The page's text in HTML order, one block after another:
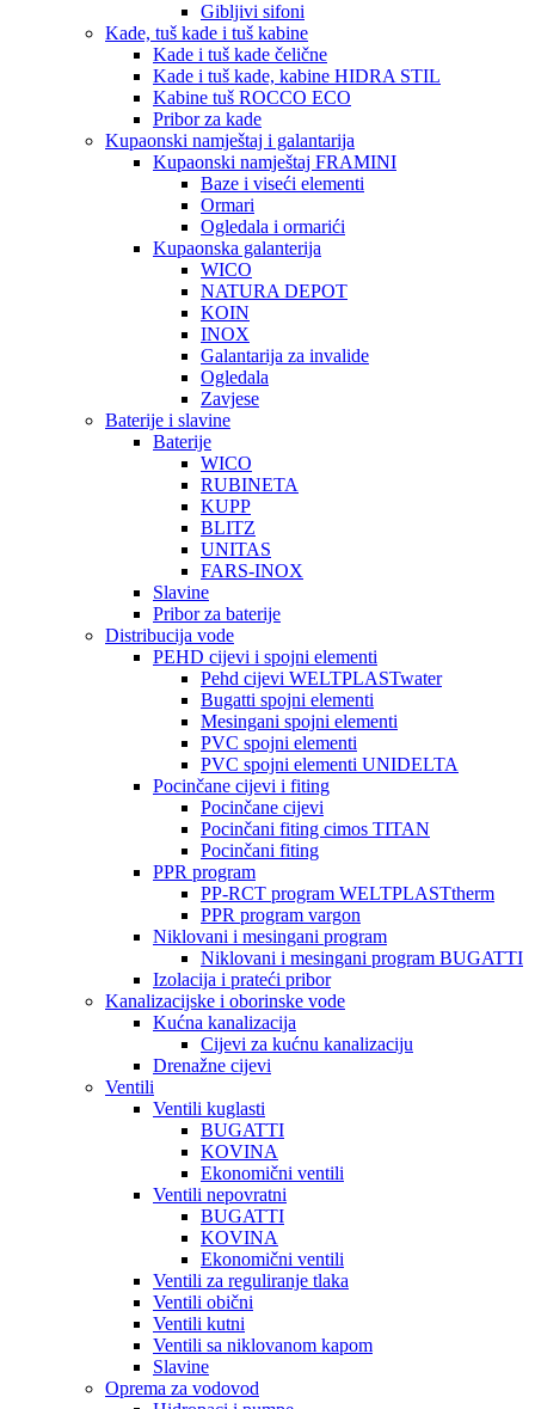
Gibljivi sifoni
Kade, tuš kade i tuš kabine
Kade i tuš kade čelične
Kade i tuš kade, kabine HIDRA STIL
Kabine tuš ROCCO ECO
Pribor za kade
Kupaonski namještaj i galantarija
Kupaonski namještaj FRAMINI
Baze i viseći elementi
Ormari
Ogledala i ormarići
Kupaonska galanterija
WICO
NATURA DEPOT
KOIN
INOX
Galantarija za invalide
Ogledala
Zavjese
Baterije i slavine
Baterije
WICO
RUBINETA
KUPP
BLITZ
UNITAS
FARS-INOX
Slavine
Pribor za baterije
Distribucija vode
PEHD cijevi i spojni elementi
Pehd cijevi WELTPLASTwater
Bugatti spojni elementi
Mesingani spojni elementi
PVC spojni elementi
PVC spojni elementi UNIDELTA
Pocinčane cijevi i fiting
Pocinčane cijevi
Pocinčani fiting cimos TITAN
Pocinčani fiting
PPR program
PP-RCT program WELTPLASTtherm
PPR program vargon
Niklovani i mesingani program
Niklovani i mesingani program BUGATTI
Izolacija i prateći pribor
Kanalizacijske i oborinske vode
Kućna kanalizacija
Cijevi za kućnu kanalizaciju
Drenažne cijevi
Ventili
Ventili kuglasti
BUGATTI
KOVINA
Ekonomični ventili
Ventili nepovratni
BUGATTI
KOVINA
Ekonomični ventili
Ventili za reguliranje tlaka
Ventili obični
Ventili kutni
Ventili sa niklovanom kapom
Slavine
Oprema za vodovod